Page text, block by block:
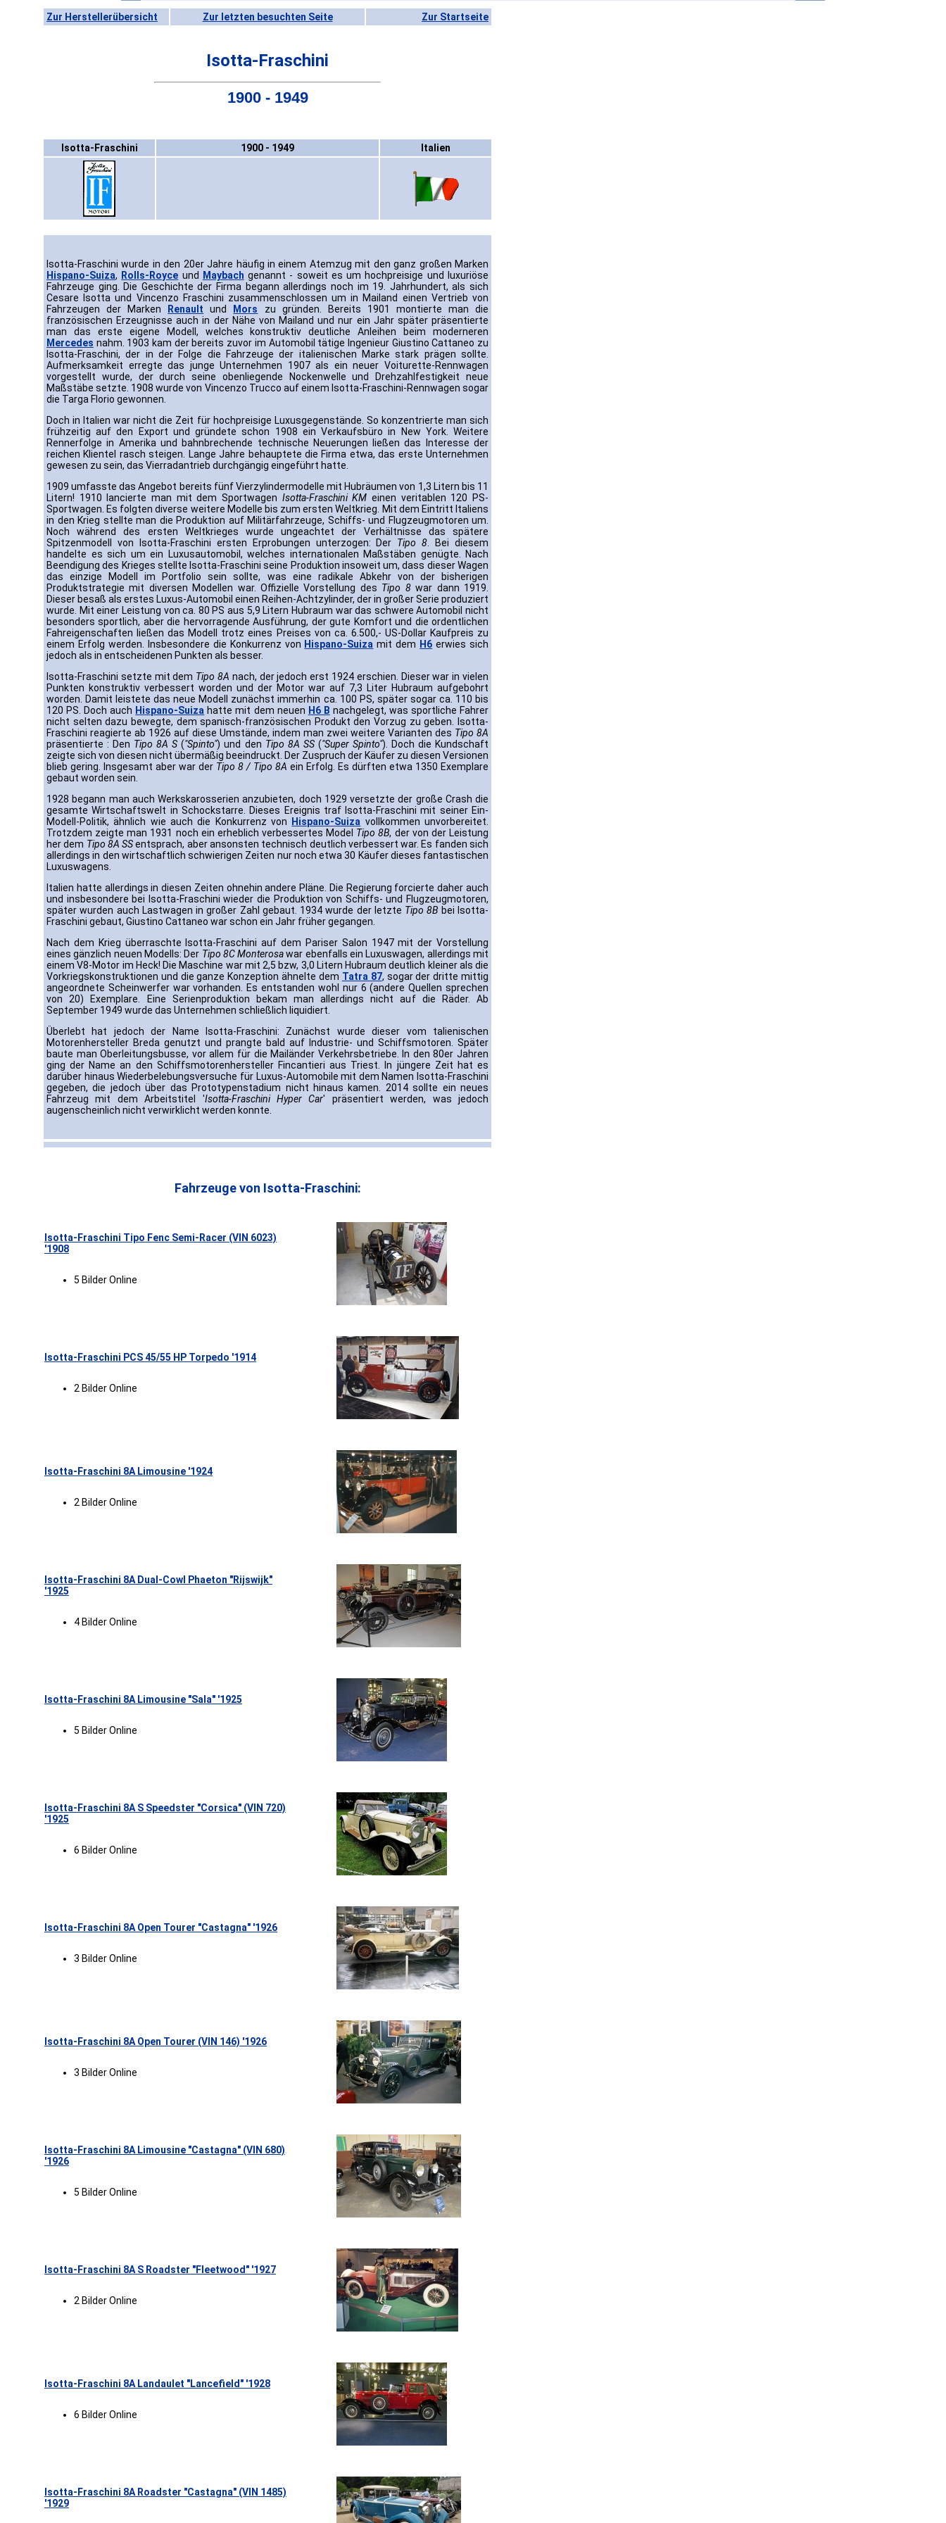
Zur Herstellerübersicht Zur letzten besuchten Seite Zur Startseite
Isotta-Fraschini
1900 - 1949
Isotta-Fraschini 1900 - 1949 Italien
Isotta-Fraschini wurde in den 20er Jahre häufig in einem Atemzug mit den ganz großen Marken
Hispano-Suiza, Rolls-Royce und Maybach genannt - soweit es um hochpreisige und luxuriöse
Fahrzeuge ging. Die Geschichte der Firma begann allerdings noch im 19. Jahrhundert, als sich
Cesare Isotta und Vincenzo Fraschini zusammenschlossen um in Mailand einen Vertrieb von
Fahrzeugen der Marken
Renault und Mors zu gründen. Bereits 1901 montierte man die
französischen Erzeugnisse auch in der Nähe von Mailand und nur ein Jahr später präsentierte
man das erste eigene Modell, welches konstruktiv deutliche Anleihen beim moderneren
Mercedes nahm. 1903 kam der bereits zuvor im Automobil tätige Ingenieur Giustino Cattaneo zu
Isotta-Fraschini, der in der Folge die Fahrzeuge der italienischen Marke stark prägen sollte.
Aufmerksamkeit erregte das junge Unternehmen 1907 als ein neuer Voiturette-Rennwagen
vorgestellt wurde, der durch seine obenliegende Nockenwelle und Drehzahlfestigkeit neue
Maßstäbe setzte. 1908 wurde von Vincenzo Trucco auf einem Isotta-Fraschini-Rennwagen sogar
die Targa Florio gewonnen.
Doch in Italien war nicht die Zeit für hochpreisige Luxusgegenstände. So konzentrierte man sich
frühzeitig auf den Export und gründete schon 1908 ein Verkaufsbüro in New York. Weitere
Rennerfolge in Amerika und bahnbrechende technische Neuerungen ließen das Interesse der
reichen Klientel rasch steigen. Lange Jahre behauptete die Firma etwa, das erste Unternehmen
gewesen zu sein, das Vierradantrieb durchgängig eingeführt hatte.
1909 umfasste das Angebot bereits fünf Vierzylindermodelle mit Hubräumen von 1,3 Litern bis 11
Litern! 1910 lancierte man mit dem Sportwagen Isotta-Fraschini KM einen veritablen 120 PS-
Sportwagen. Es folgten diverse weitere Modelle bis zum ersten Weltkrieg. Mit dem Eintritt Italiens
in den Krieg stellte man die Produktion auf Militärfahrzeuge, Schiffs- und Flugzeugmotoren um.
Noch während des ersten Weltkrieges wurde ungeachtet der Verhältnisse das spätere
Spitzenmodell von Isotta-Fraschini ersten Erprobungen unterzogen: Der Tipo 8 . Bei diesem
handelte es sich um ein Luxusautomobil, welches internationalen Maßstäben genügte. Nach
Beendigung des Krieges stellte Isotta-Fraschini seine Produktion insoweit um, dass dieser Wagen
das einzige Modell im Portfolio sein sollte, was eine radikale Abkehr von der bisherigen
Produktstrategie mit diversen Modellen war. Offizielle Vorstellung des Tipo 8war dann 1919.
Dieser besaß als erstes Luxus-Automobil einen Reihen-Achtzylinder, der in großer Serie produziert
wurde. Mit einer Leistung von ca. 80 PS aus 5,9 Litern Hubraum war das schwere Automobil nicht
besonders sportlich, aber die hervorragende Ausführung, der gute Komfort und die ordentlichen
Fahreigenschaften ließen das Modell trotz eines Preises von ca. 6.500,- US-Dollar Kaufpreis zu
einem Erfolg werden. Insbesondere die Konkurrenz von Hispano-Suiza mit dem H6 erwies sich
jedoch als in entscheidenen Punkten als besser.
Isotta-Fraschini setzte mit dem Tipo 8A nach, der jedoch erst 1924 erschien. Dieser war in vielen
Punkten konstruktiv verbessert worden und der Motor war auf 7,3 Liter Hubraum aufgebohrt
worden. Damit leistete das neue Modell zunächst immerhin ca. 100 PS, später sogar ca. 110 bis
120 PS. Doch auch Hispano-Suiza hatte mit dem neuen H6 B nachgelegt, was sportliche Fahrer
nicht selten dazu bewegte, dem spanisch-französischen Produkt den Vorzug zu geben. Isotta-
Fraschini reagierte ab 1926 auf diese Umstände, indem man zwei weitere Varianten des Tipo 8A
präsentierte : Den Tipo 8A S ("Spinto") und den Tipo 8A SS("Super Spinto"). Doch die Kundschaft
zeigte sich von diesen nicht übermäßig beeindruckt. Der Zuspruch der Käufer zu diesen Versionen
blieb gering. Insgesamt aber war der Tipo 8 / Tipo 8A ein Erfolg. Es dürften etwa 1350 Exemplare
gebaut worden sein.
1928 begann man auch Werkskarosserien anzubieten, doch 1929 versetzte der große Crash die
gesamte Wirtschaftswelt in Schockstarre. Dieses Ereignis traf Isotta-Fraschini mit seiner Ein-
Modell-Politik, ähnlich wie auch die Konkurrenz von
Hispano-Suiza vollkommen unvorbereitet.
Trotzdem zeigte man 1931 noch ein erheblich verbessertes Model Tipo 8B, der von der Leistung
her dem Tipo 8A SSentsprach, aber ansonsten technisch deutlich verbessert war. Es fanden sich
allerdings in den wirtschaftlich schwierigen Zeiten nur noch etwa 30 Käufer dieses fantastischen
Luxuswagens.
Italien hatte allerdings in diesen Zeiten ohnehin andere Pläne. Die Regierung forcierte daher auch
und insbesondere bei Isotta-Fraschini wieder die Produktion von Schiffs- und Flugzeugmotoren,
später wurden auch Lastwagen in großer Zahl gebaut. 1934 wurde der letzte Tipo 8B bei Isotta-
Fraschini gebaut, Giustino Cattaneo war schon ein Jahr früher gegangen.
Nach dem Krieg überraschte Isotta-Fraschini auf dem Pariser Salon 1947 mit der Vorstellung
eines gänzlich neuen Modells: Der Tipo 8C Monterosawar ebenfalls ein Luxuswagen, allerdings mit
einem V8-Motor im Heck! Die Maschine war mit 2,5 bzw, 3,0 Litern Hubraum deutlich kleiner als die
Vorkriegskonstruktionen und die ganze Konzeption ähnelte dem Tatra 87, sogar der dritte mittig
angeordnete Scheinwerfer war vorhanden. Es entstanden wohl nur 6 (andere Quellen sprechen
von 20) Exemplare. Eine Serienproduktion bekam man allerdings nicht auf die Räder. Ab
September 1949 wurde das Unternehmen schließlich liquidiert.
Überlebt hat jedoch der Name Isotta-Fraschini: Zunächst wurde dieser vom talienischen
Motorenhersteller Breda genutzt und prangte bald auf Industrie- und Schiffsmotoren. Später
baute man Oberleitungsbusse, vor allem für die Mailänder Verkehrsbetriebe. In den 80er Jahren
ging der Name an den Schiffsmotorenhersteller Fincantieri aus Triest. In jüngere Zeit hat es
darüber hinaus Wiederbelebungsversuche für Luxus-Automobile mit dem Namen Isotta-Fraschini
gegeben, die jedoch über das Prototypenstadium nicht hinaus kamen. 2014 sollte ein neues
Fahrzeug mit dem Arbeitstitel 'Isotta-Fraschini Hyper Car' präsentiert werden, was jedoch
augenscheinlich nicht verwirklicht werden konnte.
Fahrzeuge von Isotta-Fraschini:
Isotta-Fraschini Tipo Fenc Semi-Racer (VIN 6023)
'1908
5 Bilder Online
Isotta-Fraschini PCS 45/55 HP Torpedo '1914
2 Bilder Online
Isotta-Fraschini 8A Limousine '1924
2 Bilder Online
Isotta-Fraschini 8A Dual-Cowl Phaeton "Rijswijk"
'1925
4 Bilder Online
Isotta-Fraschini 8A Limousine "Sala" '1925
5 Bilder Online
Isotta-Fraschini 8A S Speedster "Corsica" (VIN 720)
'1925
6 Bilder Online
Isotta-Fraschini 8A Open Tourer "Castagna" '1926
3 Bilder Online
Isotta-Fraschini 8A Open Tourer (VIN 146) '1926
3 Bilder Online
Isotta-Fraschini 8A Limousine "Castagna" (VIN 680)
'1926
5 Bilder Online
Isotta-Fraschini 8A S Roadster "Fleetwood" '1927
2 Bilder Online
Isotta-Fraschini 8A Landaulet "Lancefield" '1928
6 Bilder Online
Isotta-Fraschini 8A Roadster "Castagna" (VIN 1485)
'1929